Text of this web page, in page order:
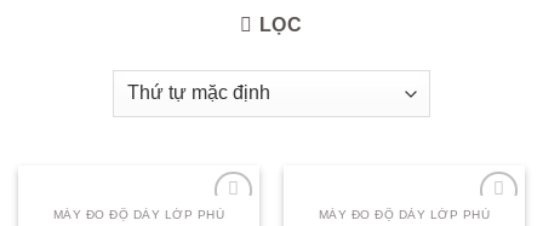
LỌC
MÁY ĐO ĐỘ DÀY LỚP PHỦ MÁY ĐO ĐỘ DÀY LỚP PHỦ